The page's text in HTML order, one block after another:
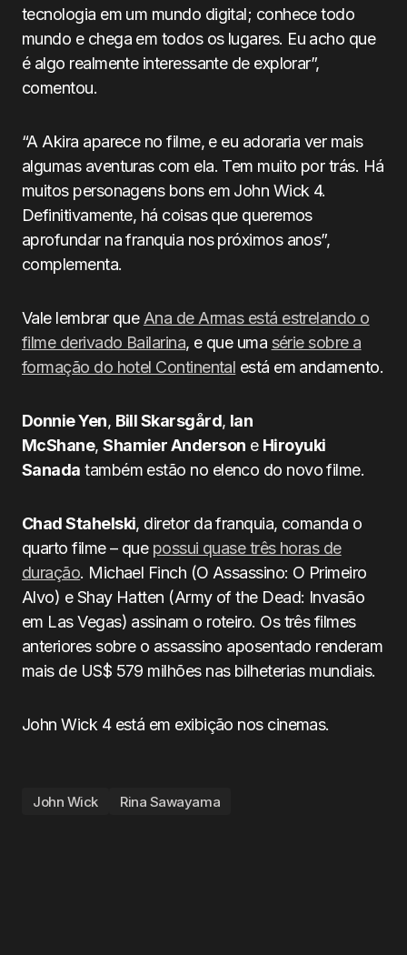
tecnologia em um mundo digital; conhece todo
mundo e chega em todos os lugares. Eu acho que
é algo realmente interessante de explorar”,
comentou.
“A Akira aparece no filme, e eu adoraria ver mais
algumas aventuras com ela. Tem muito por trás. Há
muitos personagens bons em John Wick 4.
Definitivamente, há coisas que queremos
aprofundar na franquia nos próximos anos”,
complementa.
Vale lembrar que Ana de Armas está estrelando o
filme derivado Bailarina, e que uma série sobre a
formação do hotel Continental está em andamento.
Donnie Yen, Bill Skarsgård, Ian
McShane,Shamier Anderson e Hiroyuki
Sanada também estão no elenco do novo filme.
Chad Stahelski, diretor da franquia, comanda o
quarto filme – que possui quase três horas de
duração. Michael Finch (O Assassino: O Primeiro
Alvo) e Shay Hatten (Army of the Dead: Invasão
em Las Vegas) assinam o roteiro. Os três filmes
anteriores sobre o assassino aposentado renderam
mais de US$ 579 milhões nas bilheterias mundiais.
John Wick 4 está em exibição nos cinemas.
John Wick Rina Sawayama